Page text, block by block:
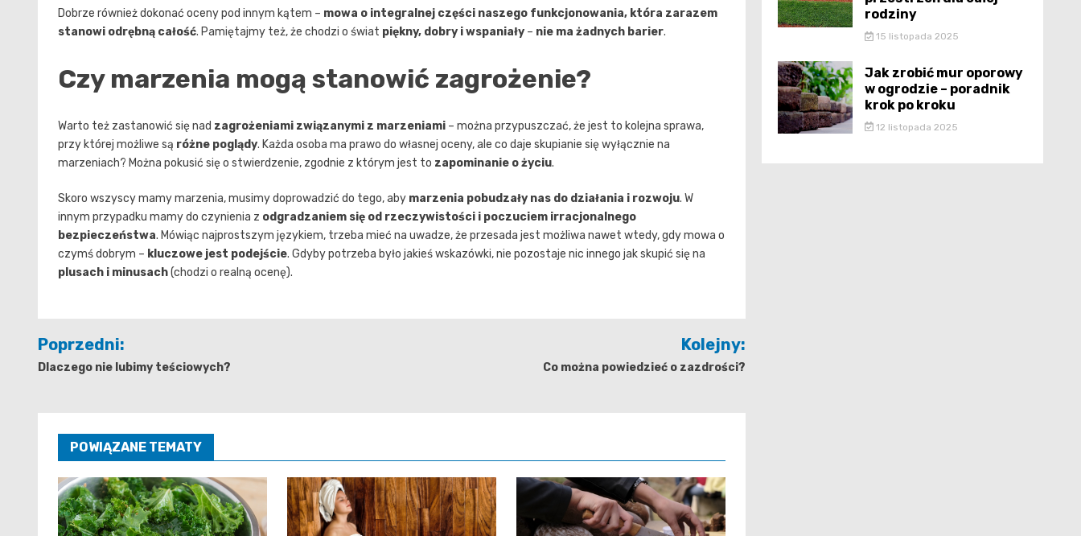
Dobrze również dokonać oceny pod innym kątem – mowa o integralnej części naszego funkcjonowania, która zarazem
stanowi odrębną całość. Pamiętajmy też, że chodzi o świat piękny, dobry i wspaniały – nie ma żadnych barier.
Czy marzenia mogą stanowić zagrożenie?
Warto też zastanowić się nad zagrożeniami związanymi z marzeniami – można przypuszczać, że jest to kolejna sprawa,
przy której możliwe są różne poglądy. Każda osoba ma prawo do własnej oceny, ale co daje skupianie się wyłącznie na
marzeniach? Można pokusić się o stwierdzenie, zgodnie z którym jest to zapominanie o życiu.
Skoro wszyscy mamy marzenia, musimy doprowadzić do tego, aby marzenia pobudzały nas do działania i rozwoju. W
innym przypadku mamy do czynienia z odgradzaniem się od rzeczywistości i poczuciem irracjonalnego
bezpieczeństwa. Mówiąc najprostszym językiem, trzeba mieć na uwadze, że przesada jest możliwa nawet wtedy, gdy mowa o
czymś dobrym – kluczowe jest podejście. Gdyby potrzeba było jakieś wskazówki, nie pozostaje nic innego jak skupić się na
plusach i minusach(chodzi o realną ocenę).
Nawigacja
wpisu
Poprzedni:
Dlaczego nie lubimy teściowych?
Kolejny:
Co można powiedzieć o zazdrości?
POWIĄZANE TEMATY
rodziny
15 listopada 2025
Jak zrobić mur oporowy
w ogrodzie – poradnik
krok po kroku
12 listopada 2025